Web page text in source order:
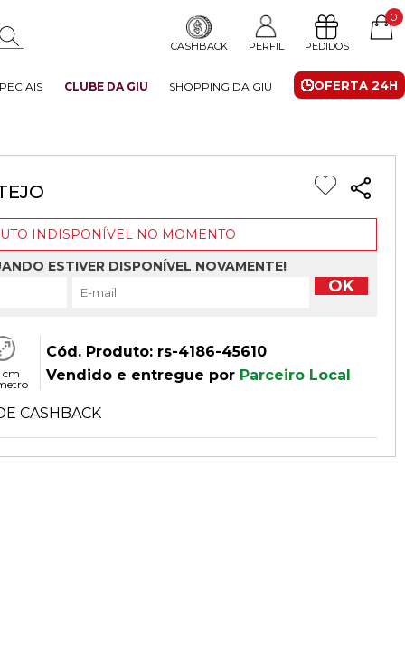
CASHBACK PERFIL PEDIDOS
0
OFERTA 24H
CLUBE DA GIU SHOPPING DA GIU
INDISPONÍVEL NO MOMENTO
ESTIVER DISPONÍVEL NOVAMENTE!
OK
cm
Cód. Produto: rs-4186-45610
Vendido e entregue por Parceiro Local
CASHBACK